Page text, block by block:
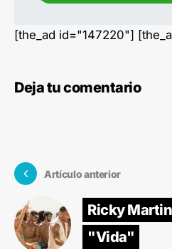
[the_ad id="147220"]
Deja tu comentario
Artículo anterior
Ricky
"Vida"